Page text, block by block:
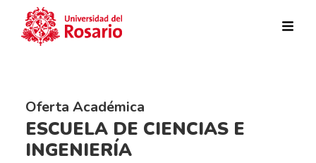
Oferta Académica
ESCUELA DE CIENCIAS E
INGENIERÍA